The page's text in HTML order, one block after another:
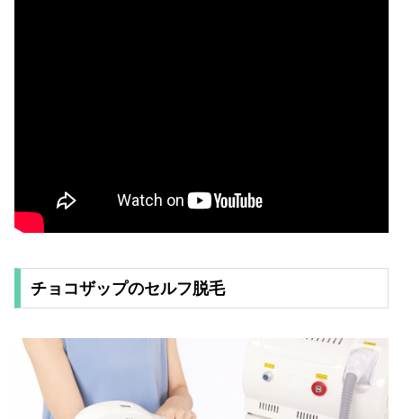
チョコザップのセルフ脱毛